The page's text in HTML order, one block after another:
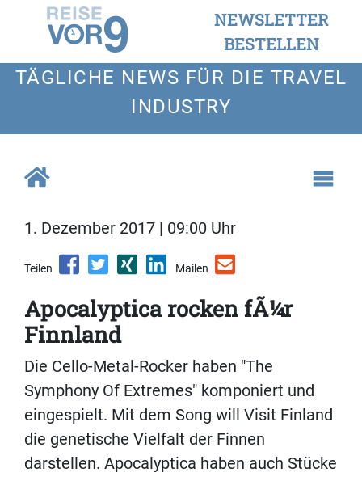
NEWSLETTER
BESTELLEN
TÄGLICHE NEWS FÜR DIE TRAVEL
INDUSTRY
1. Dezember 2017 | 09:00 Uhr
Teilen Mailen
Apocalyptica rocken fÃ¼r
Finnland
Die Cello-Metal-Rocker haben "The
Symphony Of Extremes" komponiert und
eingespielt. Mit dem Song will Visit Finland
die genetische Vielfalt der Finnen
darstellen. Apocalyptica haben auch Stücke